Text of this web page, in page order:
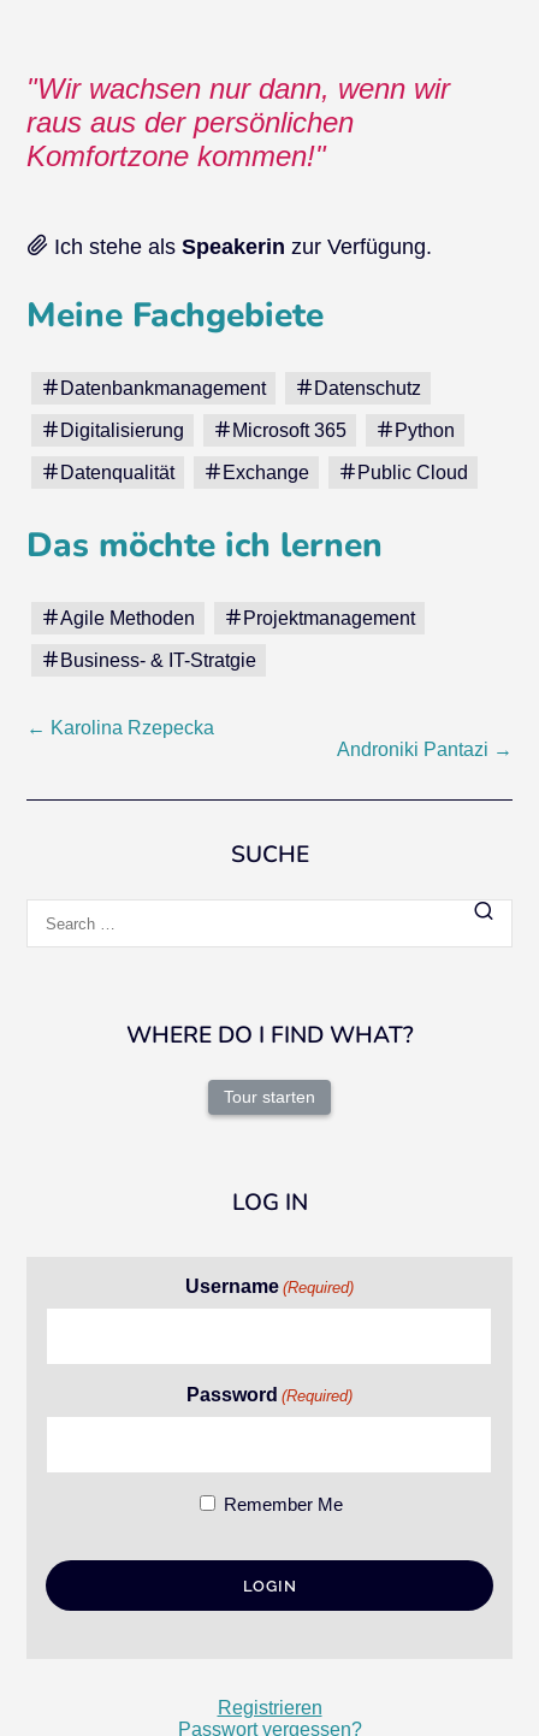
Wir wachsen nur dann, wenn wir
raus aus der persönlichen
Komfortzone kommen!
Ich stehe alsSpeakerin zur Verfügung.
Meine Fachgebiete
Datenbankmanagement Datenschutz
Digitalisierung Microsoft 365 Python
Datenqualität Exchange Public Cloud
Das möchte ich lernen
Agile Methoden Projektmanagement
Business- & IT-Stratgie
Post
← Karolina Rzepecka
Androniki Pantazi →
SUCHE
for:
WHERE DO I FIND WHAT?
Tour starten
LOG IN
Username (Required)
Password (Required)
Remember Me
Registrieren
Passwort vergessen?